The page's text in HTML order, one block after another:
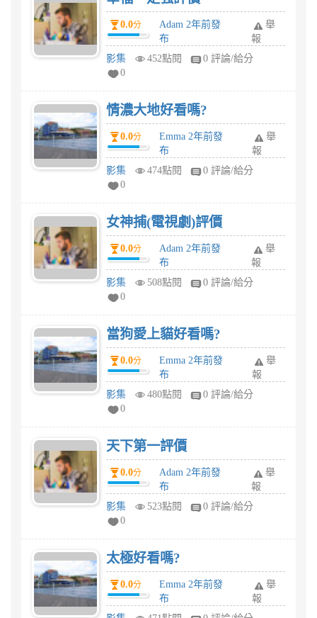
0.0分
Adam 2年前發
布
舉
報
影集
452點閱
0 評論/給分
0
情濃大地好看嗎?
0.0分
Emma 2年前發
布
舉
報
影集
474點閱
0 評論/給分
0
女神捕(電視劇)評價
0.0分
Adam 2年前發
布
舉
報
影集
508點閱
0 評論/給分
0
當狗愛上貓好看嗎?
0.0分
Emma 2年前發
布
舉
報
影集
480點閱
0 評論/給分
0
天下第一評價
0.0分
Adam 2年前發
布
舉
報
影集
523點閱
0 評論/給分
0
太極好看嗎?
0.0分
Emma 2年前發
布
舉
報